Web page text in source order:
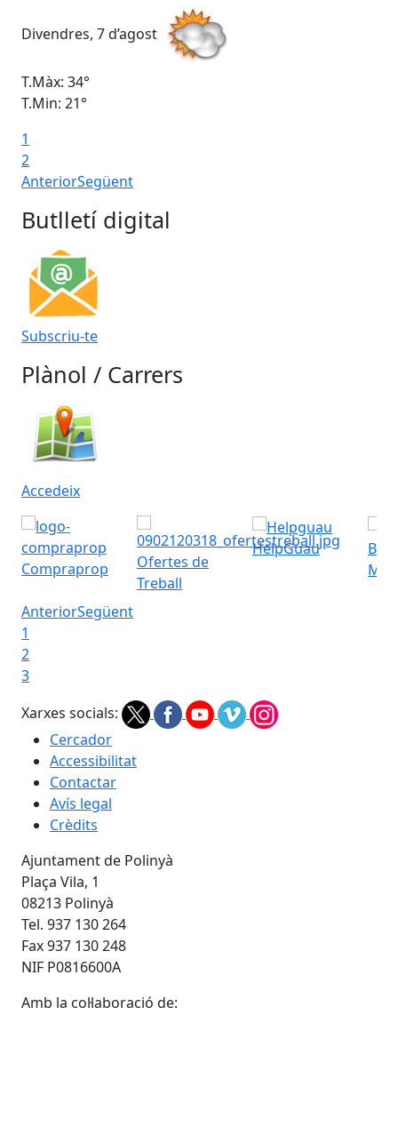
Divendres, 7 d’agost
T.Màx: 34°
T.Min: 21°
1
2
AnteriorSegüent
Butlletí digital
Subscriu-te
Plànol / Carrers
Accedeix
Compraprop
Ofertes de
Treball
HelpGuau
AnteriorSegüent
1
2
3
Xarxes socials:
Cercador
Accessibilitat
Contactar
Avís legal
Crèdits
Ajuntament de Polinyà
Plaça Vila, 1
08213 Polinyà
Tel. 937 130 264
Fax 937 130 248
NIF P0816600A
Amb la col·laboració de: